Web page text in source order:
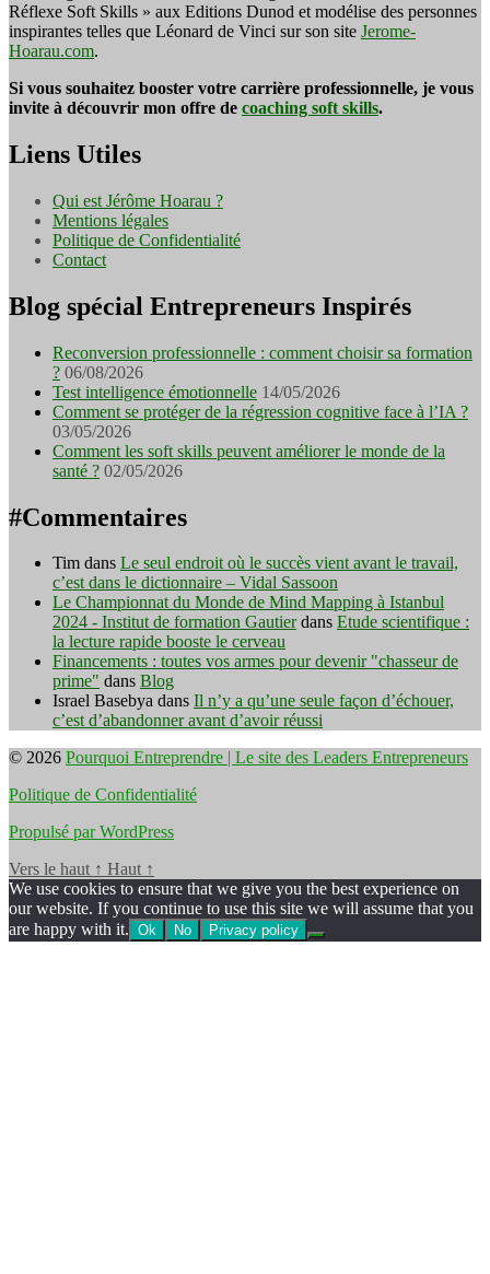
Réflexe Soft Skills » aux Editions Dunod et modélise des personnes
inspirantes telles que Léonard de Vinci sur son site Jerome-
Hoarau.com.
Si vous souhaitez booster votre carrière professionnelle, je vous
invite à découvrir mon offre de coaching soft skills.
Liens Utiles
Qui est Jérôme Hoarau ?
Mentions légales
Politique de Confidentialité
Contact
Blog spécial Entrepreneurs Inspirés
Reconversion professionnelle : comment choisir sa formation
? 06/08/2026
Test intelligence émotionnelle 14/05/2026
Comment se protéger de la régression cognitive face à l’IA ?
03/05/2026
Comment les soft skills peuvent améliorer le monde de la
santé ? 02/05/2026
#Commentaires
Tim dans Le seul endroit où le succès vient avant le travail,
c’est dans le dictionnaire – Vidal Sassoon
Le Championnat du Monde de Mind Mapping à Istanbul
2024 - Institut de formation Gautierdans Etude scientifique :
la lecture rapide booste le cerveau
Financements : toutes vos armes pour devenir "chasseur de
prime" dans Blog
Israel Basebya dans Il n’y a qu’une seule façon d’échouer,
c’est d’abandonner avant d’avoir réussi
© 2026 Pourquoi Entreprendre | Le site des Leaders Entrepreneurs
Politique de Confidentialité
Propulsé par WordPress
Vers le haut ↑ Haut ↑
We use cookies to ensure that we give you the best experience on
our website. If you continue to use this site we will assume that you
are happy with it. Ok No Privacy policy